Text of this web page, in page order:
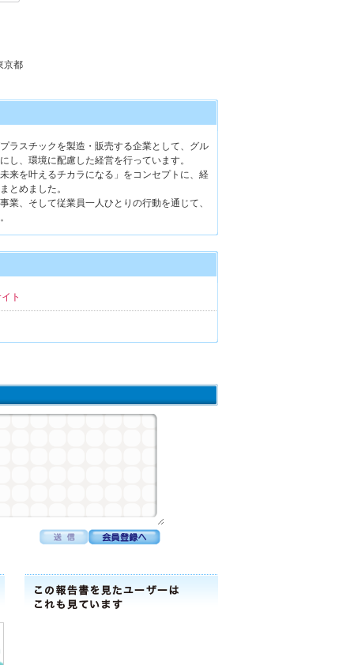
京都
ラスチックを製造・販売する企業として、グル
し、環境に配慮した経営を行っています。
来を叶えるチカラになる」をコンセプトに、経
とめました。
業、そして従業員一人ひとりの行動を通じて、
ト